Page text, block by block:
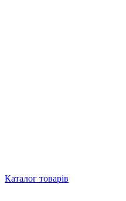
Каталог товарів